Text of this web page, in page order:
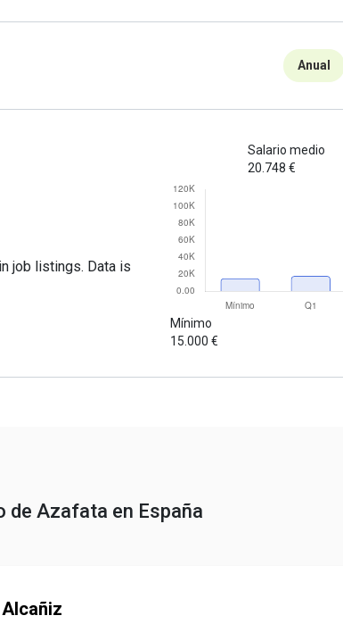
Anual
job listings. Data is
Mínimo
15.000 €
Salario medio
20.748 €
de Azafata en España